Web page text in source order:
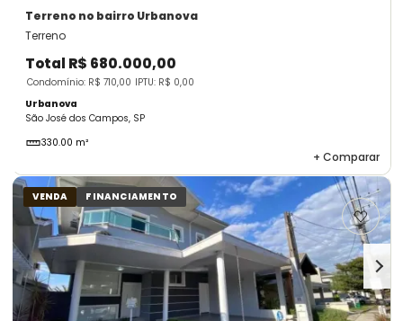
Terreno no bairro Urbanova
Terreno
Total R$ 680.000,00
Condomínio: R$ 710,00 IPTU: R$ 0,00
Urbanova
São José dos Campos, SP
330.00 m²
+ Comparar
VENDA FINANCIAMENTO